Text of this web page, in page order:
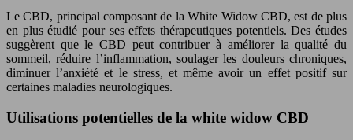
Le CBD, principal composant de la White Widow CBD, est de plus
en plus étudié pour ses effets thérapeutiques potentiels. Des études
suggèrent que le CBD peut contribuer à améliorer la qualité du
sommeil, réduire l’inflammation, soulager les douleurs chroniques,
diminuer l’anxiété et le stress, et même avoir un effet positif sur
certaines maladies neurologiques.
Utilisations potentielles de la white widow CBD